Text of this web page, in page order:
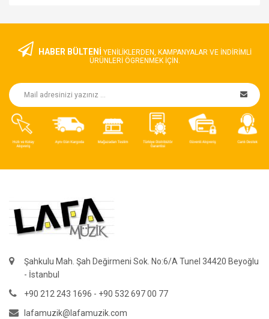
HABER BÜLTENİ YENILIKLERDEN, KAMPANYALAR VE INDIRIMLI
ÜRÜNLERI ÖGRENMEK IÇIN.
Şahkulu Mah. Şah Değirmeni Sok. No:6/A Tunel 34420 Beyoğlu
- İstanbul
+90 212 243 1696 - +90 532 697 00 77
lafamuzik@lafamuzik.com